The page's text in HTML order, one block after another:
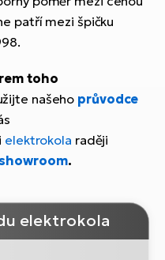
patří mezi špičku
toho
našeho průvodce
elektrokola raději
.
elektrokola